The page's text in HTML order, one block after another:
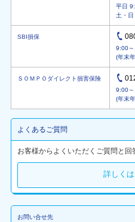
平日
土・
SBI損保
9:00
(年末
ＳＯＭＰＯダイレクト損害保険
9:00
(年末
よくあるご質問
お客様からよくいただくご質問と回
詳しく
お問い合せ先